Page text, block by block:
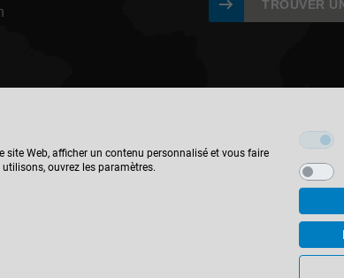
TROUVER
Conditions générales
Web, afficher un contenu personnalisé et vous faire
ouvrez les paramètres.